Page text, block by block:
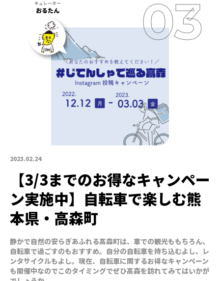
2023.02.24
おるたん
【3/3までのお得なキャンペー
ン実施中】自転車で楽しむ熊
本県・高森町
静かで自然の安らぎあふれる高森町は、車での観光ももちろん、
自転車で過ごすのもおすすめ。自分の自転車を持ち込むよし、レ
ンタサイクルもよし。現在、自転車に関するお得なキャンペーン
も開催中なのでこのタイミングでぜひ高森を訪れてみてはいかが